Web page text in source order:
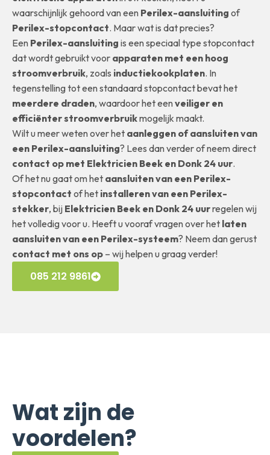
waarschijnlijk gehoord van een Perilex-aansluiting of
Perilex-stopcontact. Maar wat is dat precies?
Een Perilex-aansluiting is een speciaal type stopcontact
dat wordt gebruikt voor apparaten met een hoog
stroomverbruik, zoals inductiekookplaten. In
tegenstelling tot een standaard stopcontact bevat het
meerdere draden, waardoor het eenveiliger en
efficiënter stroomverbruikmogelijk maakt.
Wilt u meer weten over het aanleggen of aansluiten van
een Perilex-aansluiting? Lees dan verder of neem direct
contact op met Elektricien Beek en Donk 24 uur.
Of het nu gaat om het aansluiten van een Perilex-
stopcontact of het installeren van een Perilex-
stekker, bij Elektricien Beek en Donk 24 uurregelen wij
het volledig voor u. Heeft u vooraf vragen over het laten
aansluiten van een Perilex-systeem? Neem dan gerust
contact met ons op – wij helpen u graag verder!
085 212 9861
Wat zijn de
voordelen?